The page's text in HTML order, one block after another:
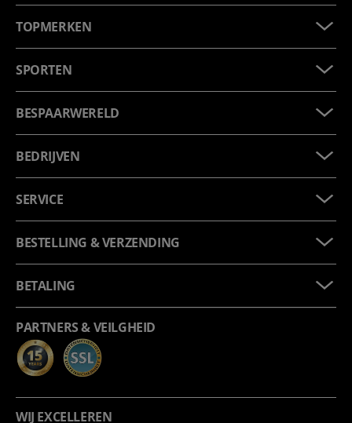
TOPMERKEN
SPORTEN
BESPAARWERELD
BEDRIJVEN
SERVICE
BESTELLING & VERZENDING
BETALING
PARTNERS & VEILGHEID
WIJ EXCELLEREN